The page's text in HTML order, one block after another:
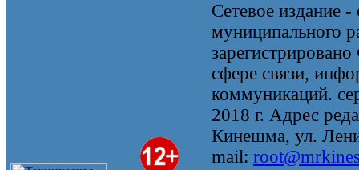
Сетевое издание
муниципального
сфере связи,
коммуникаций.
2018 г. Адрес
Кинешма, ул.
mail: